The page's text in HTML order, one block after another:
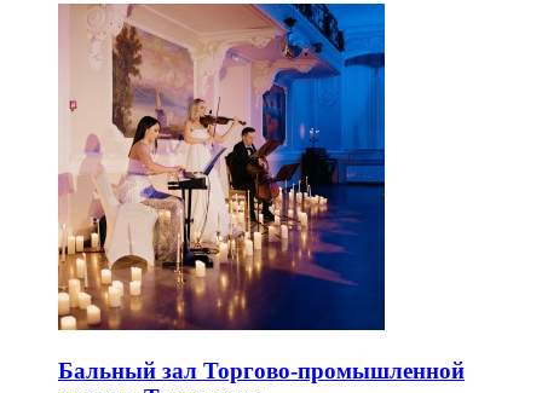
Бальный зал Торгово-промышленной